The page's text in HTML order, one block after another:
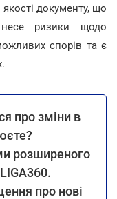
документу, що
несе ризики щодо
спорів та є
про зміни в
розширеного
про нові